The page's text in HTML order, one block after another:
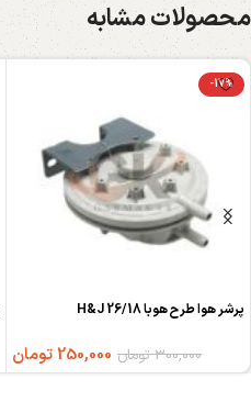
محصولات مشابه
-17%
پرشر هوا طرح هوبا 26/18 H&J
300,000تومان 250,000تومان